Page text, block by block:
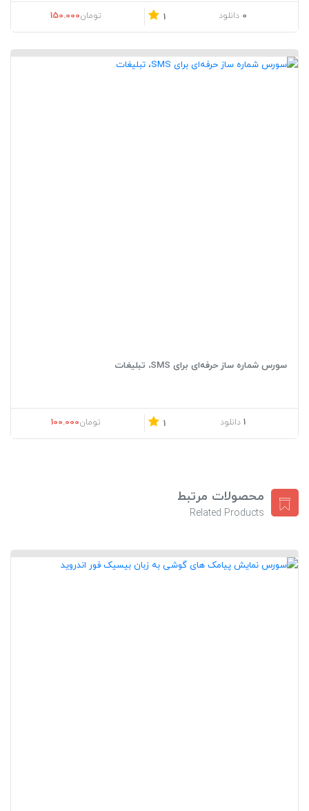
0 دانلود 1 تومان150.000
سورس شماره‌ ساز حرفه‌ای برای SMS، تبلیغات
1 دانلود 1 تومان100.000
محصولات مرتبط
Related Products